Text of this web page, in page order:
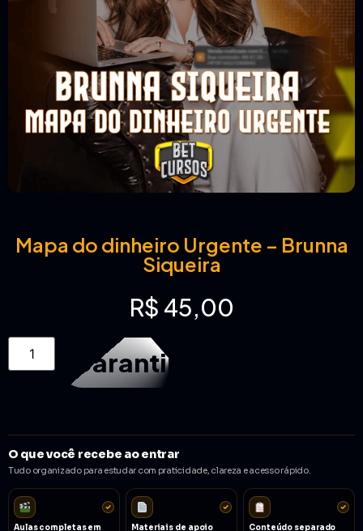
Mapa do dinheiro Urgente – Brunna
Siqueira
R$ 45,00
Garantir acesso
O que você recebe ao entrar
Tudo organizado para estudar com praticidade, clareza e acesso rápido.
Aulas completas em
Materiais de apoio
Conteúdo separado